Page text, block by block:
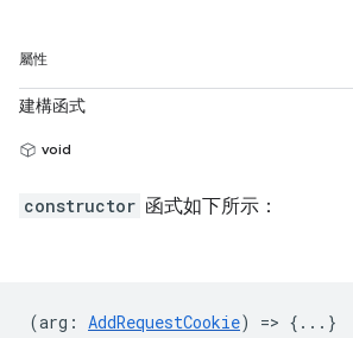
屬性
建構函式
void
constructor 函式如下所示：
(arg : AddRequestCookie) => {...}